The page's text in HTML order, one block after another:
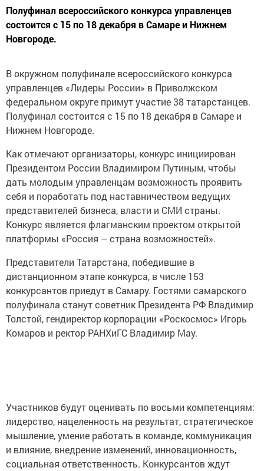
Полуфинал всероссийского конкурса управленцев
состоится с 15 по 18 декабря в Самаре и Нижнем
Новгороде.
В окружном полуфинале всероссийского конкурса
управленцев «Лидеры России» в Приволжском
федеральном округе примут участие 38 татарстанцев.
Полуфинал состоится с 15 по 18 декабря в Самаре и
Нижнем Новгороде.
Как отмечают организаторы, конкурс инициирован
Президентом России Владимиром Путиным, чтобы
дать молодым управленцам возможность проявить
себя и поработать под наставничеством ведущих
представителей бизнеса, власти и СМИ страны.
Конкурс является флагманским проектом открытой
платформы «Россия – страна возможностей».
Представители Татарстана, победившие в
дистанционном этапе конкурса, в числе 153
конкурсантов приедут в Самару. Гостями самарского
полуфинала станут советник Президента РФ Владимир
Толстой, гендиректор корпорации «Роскосмос» Игорь
Комаров и ректор РАНХиГС Владимир Мау.
Участников будут оценивать по восьми компетенциям:
лидерство, нацеленность на результат, стратегическое
мышление, умение работать в команде, коммуникация
и влияние, внедрение изменений, инновационность,
социальная ответственность. Конкурсантов ждут